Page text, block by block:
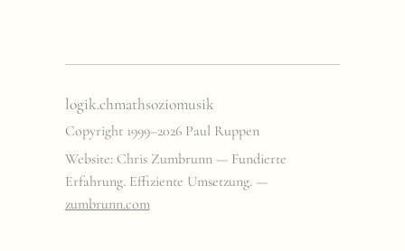
logik.chmathsoziomusik
Copyright 1999–2026 Paul Ruppen
Website: Chris Zumbrunn — Fundierte
Erfahrung. Effiziente Umsetzung. —
zumbrunn.com